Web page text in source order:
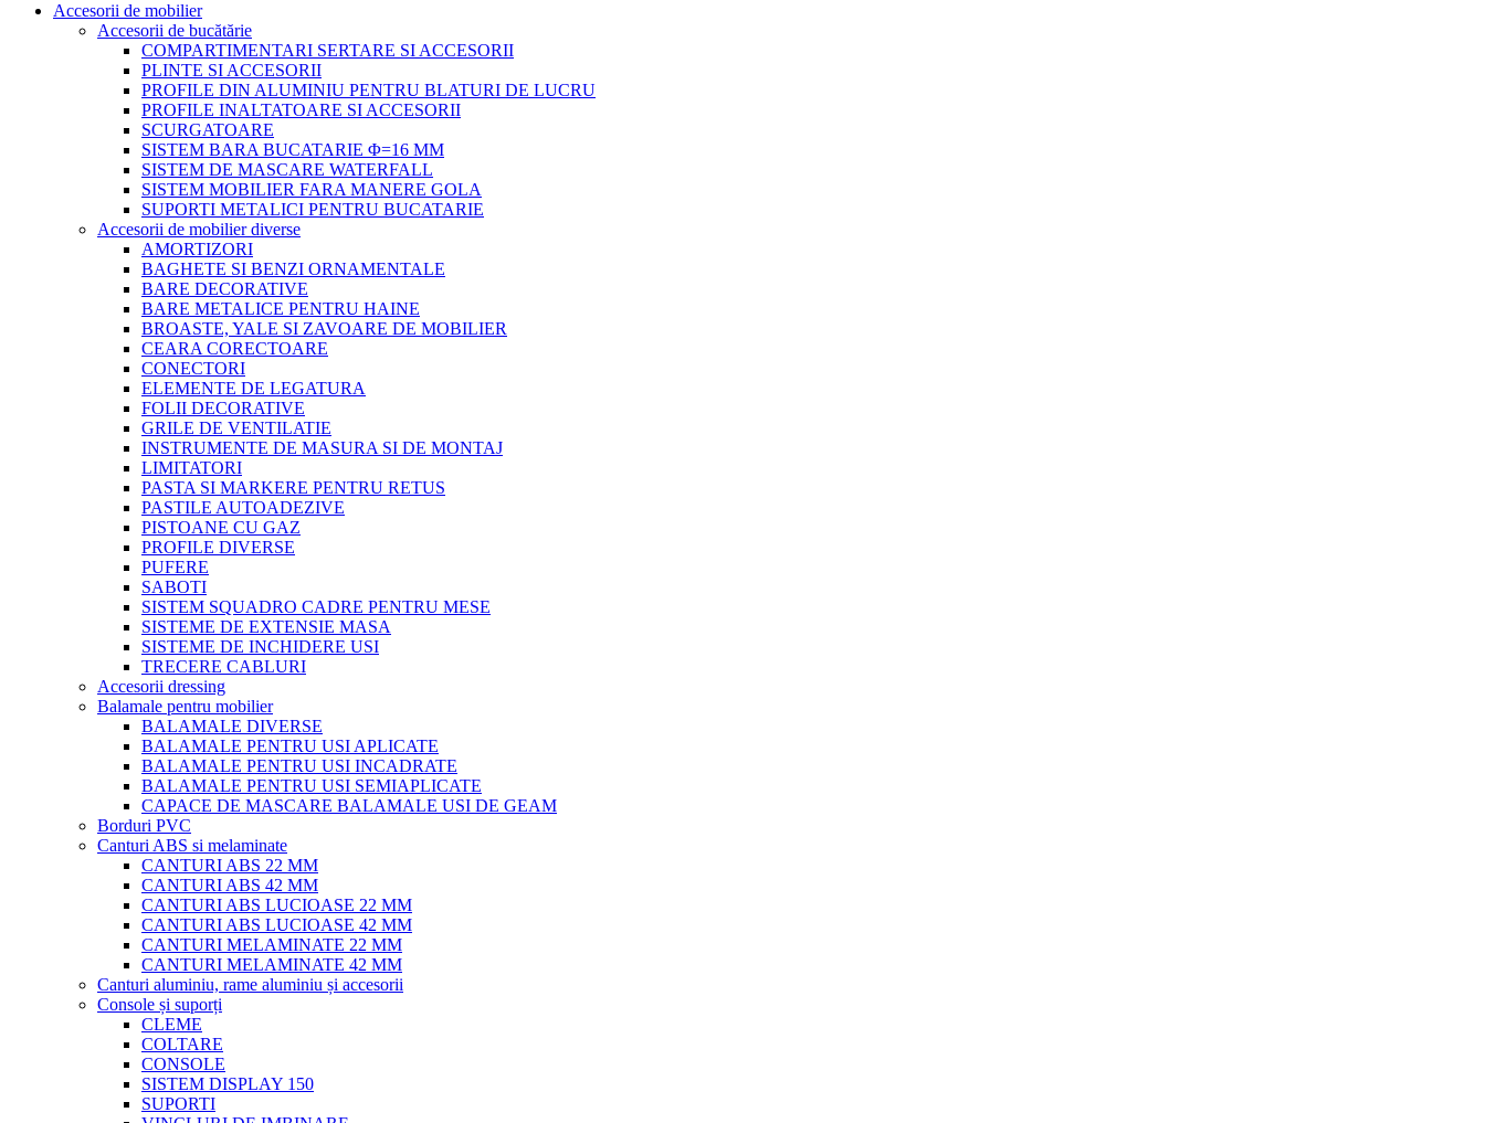
Accesorii de mobilier
Accesorii de bucătărie
COMPARTIMENTARI SERTARE SI ACCESORII
PLINTE SI ACCESORII
PROFILE DIN ALUMINIU PENTRU BLATURI DE LUCRU
PROFILE INALTATOARE SI ACCESORII
SCURGATOARE
SISTEM BARA BUCATARIE Φ=16 MM
SISTEM DE MASCARE WATERFALL
SISTEM MOBILIER FARA MANERE GOLA
SUPORTI METALICI PENTRU BUCATARIE
Accesorii de mobilier diverse
AMORTIZORI
BAGHETE SI BENZI ORNAMENTALE
BARE DECORATIVE
BARE METALICE PENTRU HAINE
BROASTE, YALE SI ZAVOARE DE MOBILIER
CEARA CORECTOARE
CONECTORI
ELEMENTE DE LEGATURA
FOLII DECORATIVE
GRILE DE VENTILATIE
INSTRUMENTE DE MASURA SI DE MONTAJ
LIMITATORI
PASTA SI MARKERE PENTRU RETUS
PASTILE AUTOADEZIVE
PISTOANE CU GAZ
PROFILE DIVERSE
PUFERE
SABOTI
SISTEM SQUADRO CADRE PENTRU MESE
SISTEME DE EXTENSIE MASA
SISTEME DE INCHIDERE USI
TRECERE CABLURI
Accesorii dressing
Balamale pentru mobilier
BALAMALE DIVERSE
BALAMALE PENTRU USI APLICATE
BALAMALE PENTRU USI INCADRATE
BALAMALE PENTRU USI SEMIAPLICATE
CAPACE DE MASCARE BALAMALE USI DE GEAM
Borduri PVC
Canturi ABS si melaminate
CANTURI ABS 22 MM
CANTURI ABS 42 MM
CANTURI ABS LUCIOASE 22 MM
CANTURI ABS LUCIOASE 42 MM
CANTURI MELAMINATE 22 MM
CANTURI MELAMINATE 42 MM
Canturi aluminiu, rame aluminiu și accesorii
Console și suporți
CLEME
COLTARE
CONSOLE
SISTEM DISPLAY 150
SUPORTI